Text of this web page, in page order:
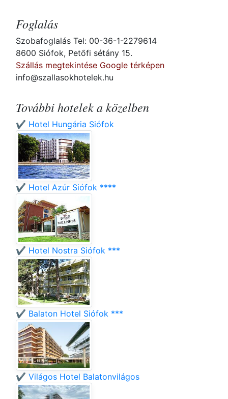
Foglalás
Szobafoglalás Tel: 00-36-1-2279614
8600 Siófok, Petőfi sétány 15.
Szállás megtekintése Google térképen
info@szallasokhotelek.hu
További hotelek a közelben
✔️ Hotel Hungária Siófok
✔️ Hotel Azúr Siófok ****
✔️ Hotel Nostra Siófok ***
✔️ Balaton Hotel Siófok ***
✔️ Világos Hotel Balatonvilágos